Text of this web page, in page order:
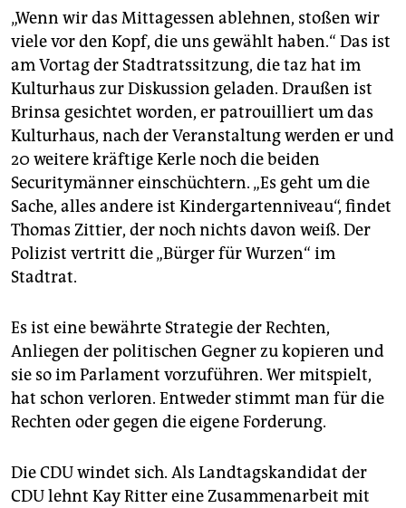
„Wenn wir das Mittagessen ablehnen, stoßen wir
viele vor den Kopf, die uns gewählt haben.“ Das ist
am Vortag der Stadtratssitzung, die taz hat im
Kulturhaus zur Diskussion geladen. Draußen ist
Brinsa gesichtet worden, er patrouilliert um das
Kulturhaus, nach der Veranstaltung werden er und
20 weitere kräftige Kerle noch die beiden
Securitymänner einschüchtern. „Es geht um die
Sache, alles andere ist Kindergartenniveau“, findet
Thomas Zittier, der noch nichts davon weiß. Der
Polizist vertritt die „Bürger für Wurzen“ im
Stadtrat.
Es ist eine bewährte Strategie der Rechten,
Anliegen der politischen Gegner zu kopieren und
sie so im Parlament vorzuführen. Wer mitspielt,
hat schon verloren. Entweder stimmt man für die
Rechten oder gegen die eigene Forderung.
Die CDU windet sich. Als Landtagskandidat der
CDU lehnt Kay Ritter eine Zusammenarbeit mit